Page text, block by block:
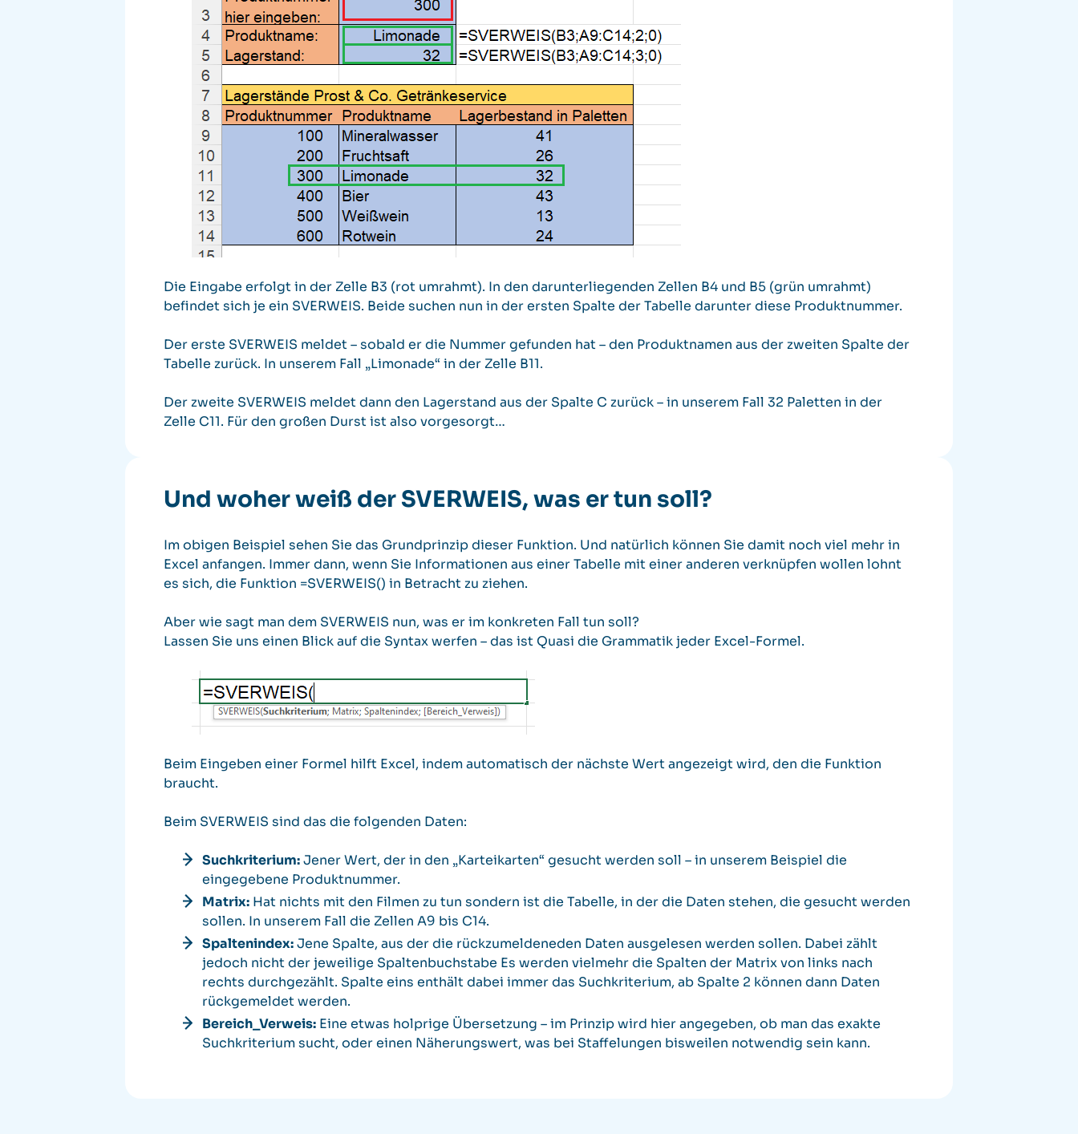
Die Eingabe erfolgt in der Zelle B3 (rot umrahmt). In den darunterliegenden Zellen B4 und B5 (grün umrahmt)
befindet sich je ein SVERWEIS. Beide suchen nun in der ersten Spalte der Tabelle darunter diese Produktnummer.
Der erste SVERWEIS meldet – sobald er die Nummer gefunden hat – den Produktnamen aus der zweiten Spalte der
Tabelle zurück. In unserem Fall „Limonade“ in der Zelle B11.
Der zweite SVERWEIS meldet dann den Lagerstand aus der Spalte C zurück – in unserem Fall 32 Paletten in der
Zelle C11. Für den großen Durst ist also vorgesorgt…
Und woher weiß der SVERWEIS, was er tun soll?
Im obigen Beispiel sehen Sie das Grundprinzip dieser Funktion. Und natürlich können Sie damit noch viel mehr in
Excel anfangen. Immer dann, wenn Sie Informationen aus einer Tabelle mit einer anderen verknüpfen wollen lohnt
es sich, die Funktion =SVERWEIS() in Betracht zu ziehen.
Aber wie sagt man dem SVERWEIS nun, was er im konkreten Fall tun soll?
Lassen Sie uns einen Blick auf die Syntax werfen – das ist Quasi die Grammatik jeder Excel-Formel.
Beim Eingeben einer Formel hilft Excel, indem automatisch der nächste Wert angezeigt wird, den die Funktion
braucht.
Beim SVERWEIS sind das die folgenden Daten:
Suchkriterium:Jener Wert, der in den „Karteikarten“ gesucht werden soll – in unserem Beispiel die
eingegebene Produktnummer.
Matrix: Hat nichts mit den Filmen zu tun sondern ist die Tabelle, in der die Daten stehen, die gesucht werden
sollen. In unserem Fall die Zellen A9 bis C14.
Spaltenindex:Jene Spalte, aus der die rückzumeldeneden Daten ausgelesen werden sollen. Dabei zählt
jedoch nicht der jeweilige Spaltenbuchstabe Es werden vielmehr die Spalten der Matrix von links nach
rechts durchgezählt. Spalte eins enthält dabei immer das Suchkriterium, ab Spalte 2 können dann Daten
rückgemeldet werden.
Bereich_Verweis: Eine etwas holprige Übersetzung – im Prinzip wird hier angegeben, ob man das exakte
Suchkriterium sucht, oder einen Näherungswert, was bei Staffelungen bisweilen notwendig sein kann.